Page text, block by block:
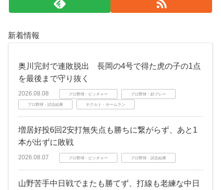
新着情報
奥川完封で連敗脱出 長岡の4号で得た虎の子の1点
を最後まで守り抜く
2026.08.08 プロ野球・ピッチャー プロ野球・好プレー
プロ野球・試合結果 ヤクルト・ホームラン
増居好投6回2安打無失点も勝ちに繋がらず、あと1
本が出ずに敗戦
2026.08.07 プロ野球・ピッチャー プロ野球・試合結果
山野苦手中日戦でまたも勝てず、打線も老練な中日